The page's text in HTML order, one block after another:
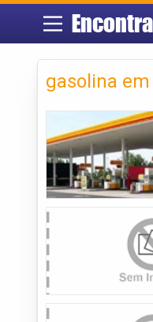
Encontra
gasolina